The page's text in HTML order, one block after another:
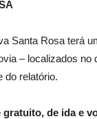
Santa Rosa terá
– localizados no
do relatório.
de ida e